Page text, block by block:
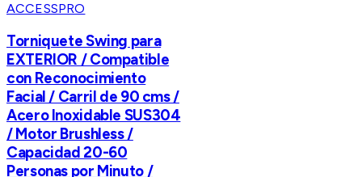
ACCESSPRO
Torniquete Swing para
EXTERIOR / Compatible
con Reconocimiento
Facial / Carril de 90 cms /
Acero Inoxidable SUS304
/ Motor Brushless /
Capacidad 20-60
Personas por Minuto /